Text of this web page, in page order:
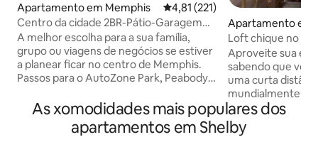
Apartamento em Memphis Classificação média de 4,81 em
4,81 (221)
Centro da cidade 2BR-Pátio-Garagem
GRATUITA-Acomoda 6
A melhor escolha para a sua família,
grupo ou viagens de negócios se estiver
a planear ficar no centro de Memphis.
Passos para o AutoZone Park, Peabody,
estacionamento privado em garagem
para UM carro e pátio com vista para o
jardim de estilo inglês. Desfrute também
Apartamento em
Loft chique no
Memphis/
gratuito/Perto de
Aproveite sua
sabendo que
uma curta
mundialmente
BBQ, do FedEx
Museu Nacional
Peabody Hotel. O melhor de tudo é que
As xomodidades mais populares dos
apartamentos em Shelby